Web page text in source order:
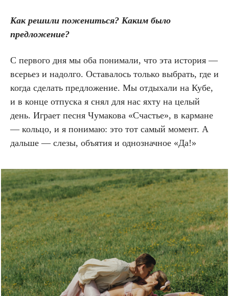
Как решили пожениться? Каким было
предложение?
С первого дня мы оба понимали, что эта история —
всерьез и надолго. Оставалось только выбрать, где и
когда сделать предложение. Мы отдыхали на Кубе,
и в конце отпуска я снял для нас яхту на целый
день. Играет песня Чумакова «Счастье», в кармане
— кольцо, и я понимаю: это тот самый момент. А
дальше — слезы, объятия и однозначное «Да!»